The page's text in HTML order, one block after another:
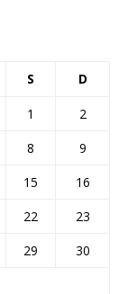
S D
1
2
8
9
15
16
22
23
29
30